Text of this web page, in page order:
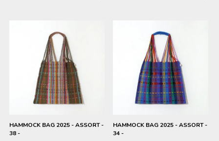
HAMMOCK BAG 2025 - ASSORT -
38 -
HAMMOCK BAG 2025 - ASSORT -
34 -